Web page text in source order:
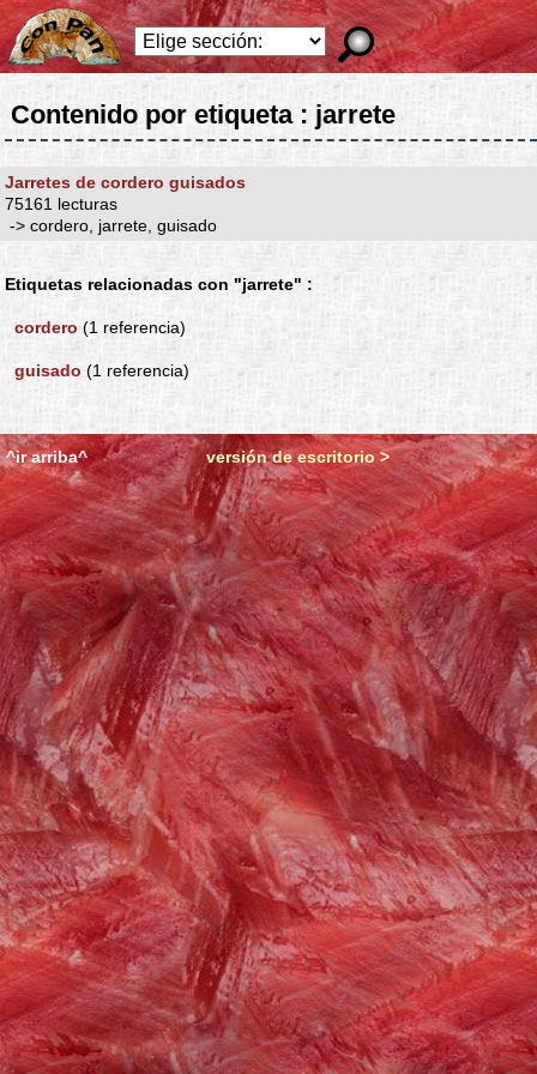
Contenido por etiqueta : jarrete
Jarretes de cordero guisados
75161 lecturas
-> cordero, jarrete, guisado
Etiquetas relacionadas con "jarrete" :
cordero (1 referencia)
guisado (1 referencia)
^ir arriba^ versión de escritorio >